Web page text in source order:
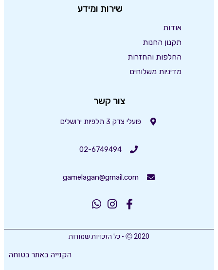
שירות ומידע
אודות
תקנון החנות
החלפות והחזרות
מדיניות משלוחים
צור קשר
פועלי צדק 3 תלפיות ירושלים
02-6749494
gamelagan@gmail.com
Ⓒ 2020 - כל הזכויות שמורות
הקנייה באתר בטוחה